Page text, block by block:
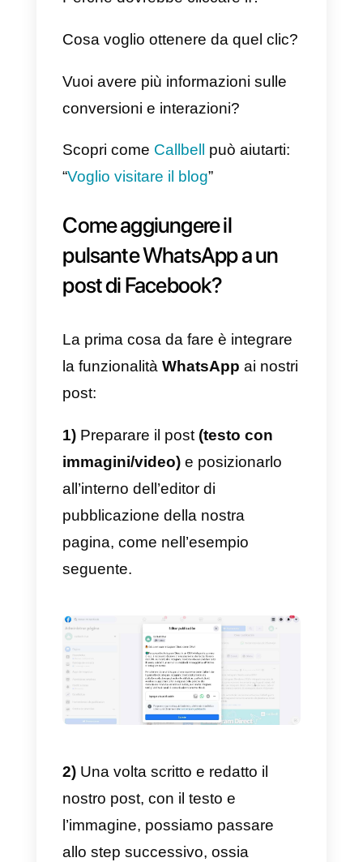
il messaggio che hai condiviso,
quello è l’esatto momento in cui
decide se vuole interagire o
con te.
messaggio diretto senza dare
molte informazioni rispetto a uno
in cui daivalore al cliente
facendogli capire che se farà una
determinata azione ne trarrà un
vantaggio, non è la stessa cosa.
Ma trasmettere questo valore
è sempre sufficiente, bisogna
anche mostrare
modificare gli inviti all’interazione
contengano veri e propri
suggerimenti all’azione:
“scarica”, “invia”, “acquista”
ecc. Successivamente potresti
comprendere se all’utente
convenga o meno fare clic su ciò
che gli stai offrendo.